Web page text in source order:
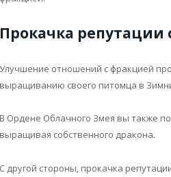
Прокачка репутации
Улучшение отношений с фракцией
выращиванию своего питомца в
В Ордене Облачного Змея вы также
выращивая собственного дракона.
С другой стороны, прокачка